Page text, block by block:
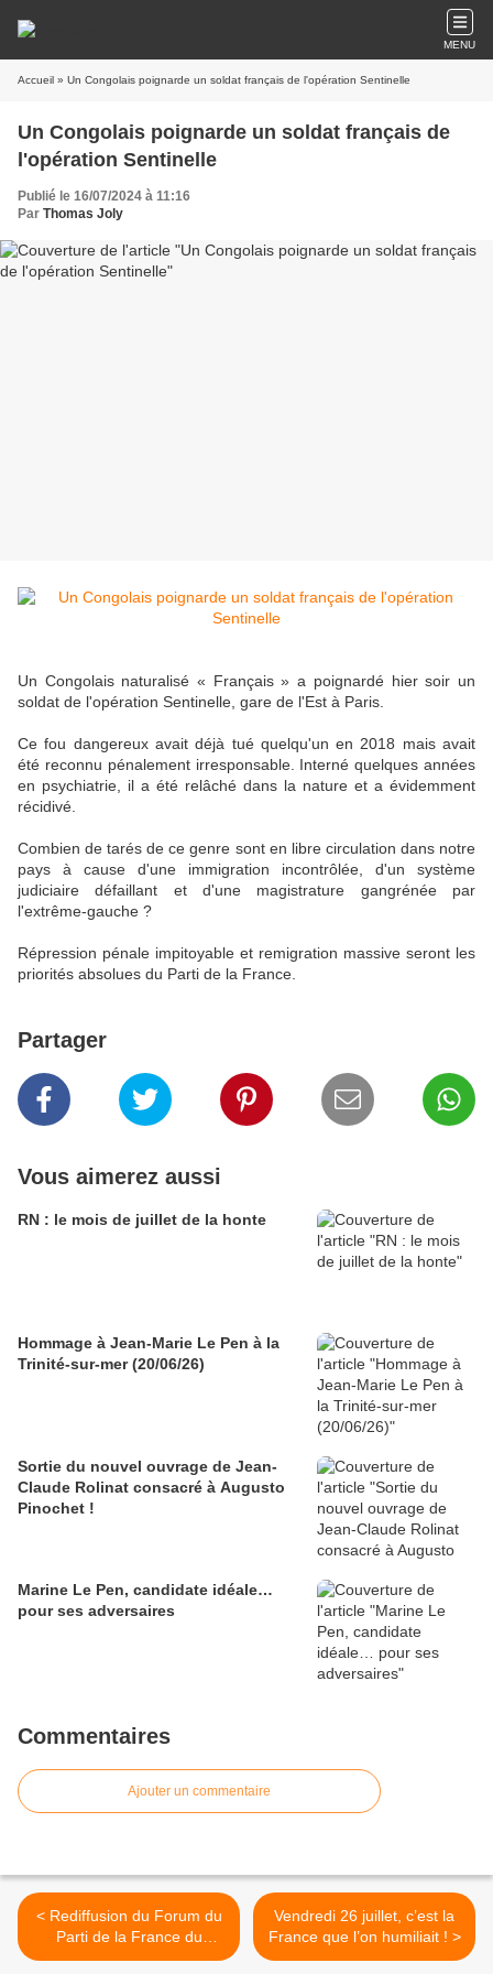
MENU
Accueil » Un Congolais poignarde un soldat français de l'opération Sentinelle
Un Congolais poignarde un soldat français de
l'opération Sentinelle
Publié le 16/07/2024 à 11:16
Par Thomas Joly
Un Congolais naturalisé « Français » a poignardé hier soir un
soldat de l'opération Sentinelle, gare de l'Est à Paris.
Ce fou dangereux avait déjà tué quelqu'un en 2018 mais avait
été reconnu pénalement irresponsable. Interné quelques années
en psychiatrie, il a été relâché dans la nature et a évidemment
récidivé.
Combien de tarés de ce genre sont en libre circulation dans notre
pays à cause d'une immigration incontrôlée, d'un système
judiciaire défaillant et d'une magistrature gangrénée par
l'extrême-gauche ?
Répression pénale impitoyable et remigration massive seront les
priorités absolues du Parti de la France.
Partager
Vous aimerez aussi
RN : le mois de juillet de la honte
Hommage à Jean-Marie Le Pen à la
Trinité-sur-mer (20/06/26)
Sortie du nouvel ouvrage de Jean-
Claude Rolinat consacré à Augusto
Pinochet !
Marine Le Pen, candidate idéale…
pour ses adversaires
Commentaires
Ajouter un commentaire
< Rediffusion du Forum du
Parti de la France du
12/07/24
Vendredi 26 juillet, c’est la
France que l’on humiliait ! >